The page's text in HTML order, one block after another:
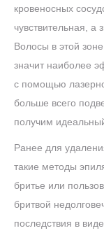
кровеносных
чувствительная, а
Волосы в этой
значит наиболее
с помощью
больше всего
получим идеальный
Ранее для
такие методы
бритье или
бритвой
последствия в